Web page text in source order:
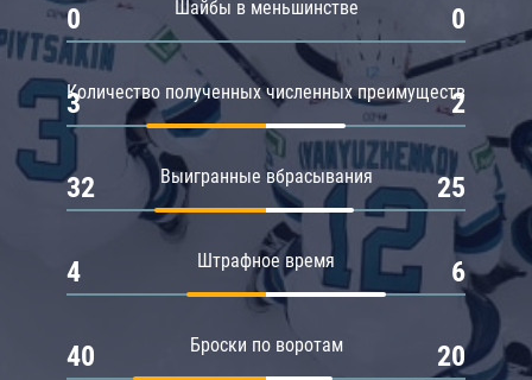
Шайбы в меньшинстве
0 0
Количество полученных численных преимуществ
3 2
Выигранные вбрасывания
32 25
Штрафное время
4 6
Броски по воротам
40 20